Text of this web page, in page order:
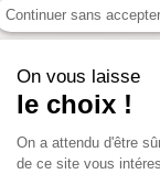
Continuer sans accepter
On vous laisse
le choix !
On a attendu d'être
de ce site vous